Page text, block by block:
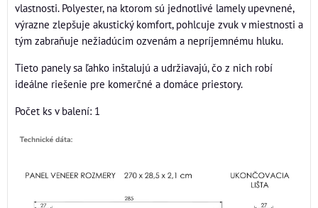
vlastnosti. Polyester, na ktorom sú jednotlivé lamely upevnené,
výrazne zlepšuje akustický komfort, pohlcuje zvuk v miestnosti a
tým zabraňuje nežiadúcim ozvenám a nepríjemnému hluku.
Tieto panely sa ľahko inštalujú a udržiavajú, čo z nich robí
ideálne riešenie pre komerčné a domáce priestory.
Počet ks v balení: 1